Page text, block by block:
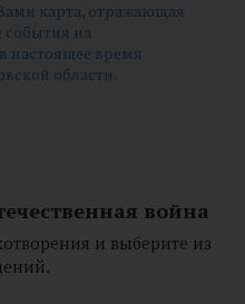
карта, отражающая
события на
настоящее время
области.
война
и выберите из